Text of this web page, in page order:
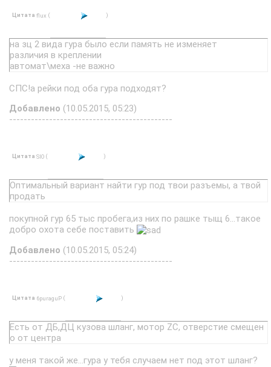
Цитата flux ( )
на зц 2 вида гура было если память не изменяет
различия в креплении
автомат\меха -не важно
СПС!а рейки под оба гура подходят?
Добавлено (10.05.2015, 05:23)
---------------------------------------------
Цитата SIO ( )
Оптимальный вариант найти гур под твои разъемы, а твой
продать
покупной гур 65 тыс пробега,из них по рашке тыщ 6...такое
добро охота себе поставить
Добавлено (10.05.2015, 05:24)
---------------------------------------------
Цитата 6puraguP ( )
Есть от ДБ,ДЦ кузова шланг, мотор ZC, отверстие смещен
о от центра
у меня такой же...гура у тебя случаем нет под этот шланг?